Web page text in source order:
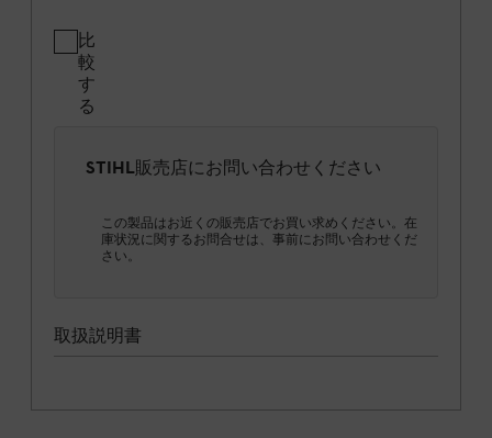
比
較
す
る
STIHL販売店にお問い合わせください
この製品はお近くの販売店でお買い求めください。在
庫状況に関するお問合せは、事前にお問い合わせくだ
さい。
取扱説明書